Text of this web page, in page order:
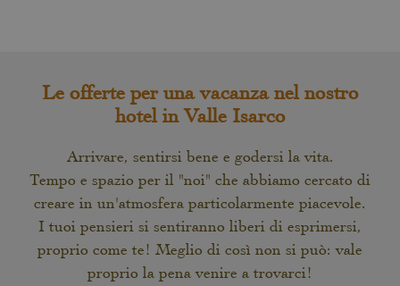
Le offerte per una vacanza nel nostro
hotel in Valle Isarco
Arrivare, sentirsi bene e godersi la vita.
Tempo e spazio per il "noi" che abbiamo cercato di
creare in un'atmosfera particolarmente piacevole.
I tuoi pensieri si sentiranno liberi di esprimersi,
proprio come te! Meglio di così non si può: vale
proprio la pena venire a trovarci!